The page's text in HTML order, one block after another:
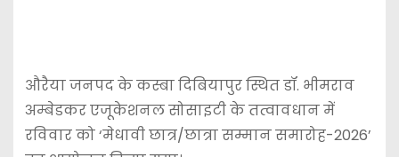
औरैया जनपद के कस्बा दिबियापुर स्थित डॉ. भीमराव
अम्बेडकर एजूकेशनल सोसाइटी के तत्वावधान में
रविवार को ‘मेधावी छात्र/छात्रा सम्मान समारोह-2026’